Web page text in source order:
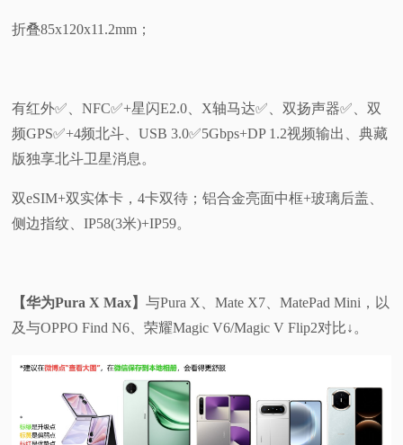
折叠85x120x11.2mm；
有红外✅️、NFC✅️+星闪E2.0、X轴马达✅️、双扬声器✅️、双
频GPS✅️+4频北斗、USB 3.0✅️5Gbps+DP 1.2视频输出、典藏
版独享北斗卫星消息。
双eSIM+双实体卡，4卡双待；铝合金亮面中框+玻璃后盖、
侧边指纹、IP58(3米)+IP59。
【华为Pura X Max】与Pura X、Mate X7、MatePad Mini，以
及与OPPO Find N6、荣耀Magic V6/Magic V Flip2对比↓。